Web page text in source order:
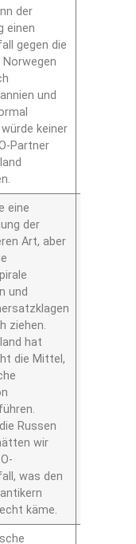
der
einen
gegen die
Norwegen
und
keiner
Partner
eine
der
Art, aber
und
ziehen.
hat
die Mittel,
Russen
wir
was den
käme.